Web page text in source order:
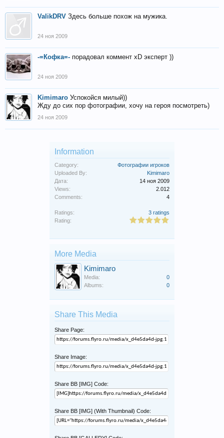
ValikDRV Здесь больше похож на мужика.
24 ноя 2009
-=Кофка=- порадовал коммент хD эксперт ))
24 ноя 2009
Kimimaro Успокойся милый))
Жду до сих пор фотографии, хочу на героя посмотреть)
24 ноя 2009
Information
Category:
Фотографии игроков
Uploaded By:
Kimimaro
Дата:
14 ноя 2009
Views:
2.012
Comments:
4
Ratings:
3 ratings
Rating:
More Media
Kimimaro
Media:
0
Albums:
0
Share This Media
Share Page:
Share Image:
Share BB [IMG] Code:
Share BB [IMG] (With Thumbnail) Code: